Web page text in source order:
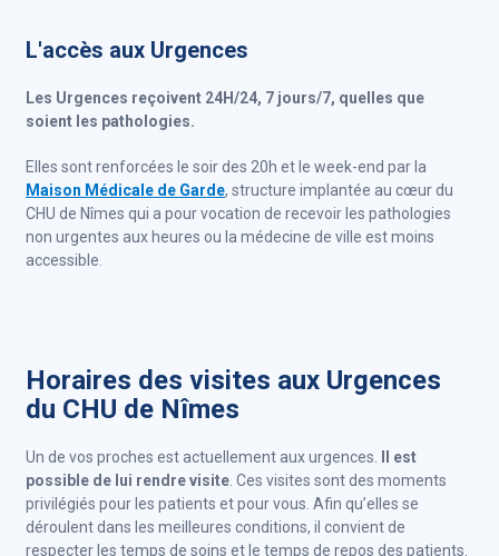
L'accès aux Urgences
Les Urgences reçoivent 24H/24, 7 jours/7, quelles que
soient les pathologies.
Elles sont renforcées le soir des 20h et le week-end par la
Maison Médicale de Garde, structure implantée au cœur du
CHU de Nîmes qui a pour vocation de recevoir les pathologies
non urgentes aux heures ou la médecine de ville est moins
accessible.
Horaires des visites aux Urgences
du CHU de Nîmes
Un de vos proches est actuellement aux urgences.
Il est
possible de lui rendre visite . Ces visites sont des moments
privilégiés pour les patients et pour vous. Afin qu’elles se
déroulent dans les meilleures conditions, il convient de
respecter les temps de soins et le temps de repos des patients.